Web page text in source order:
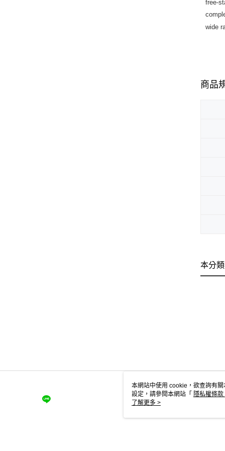
free-
wide
商品
本分
本網站中使用 cookie，欲查詢有
設定，請參閱本網站「 隱私權條款
使用 cookie。
了解更多 >